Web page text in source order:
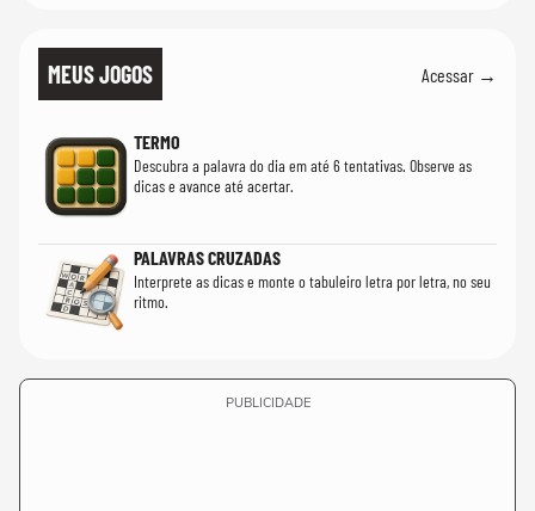
MEUS JOGOS Acessar →
TERMO
Descubra a palavra do dia em até 6 tentativas. Observe as
dicas e avance até acertar.
PALAVRAS CRUZADAS
Interprete as dicas e monte o tabuleiro letra por letra, no seu
ritmo.
PUBLICIDADE